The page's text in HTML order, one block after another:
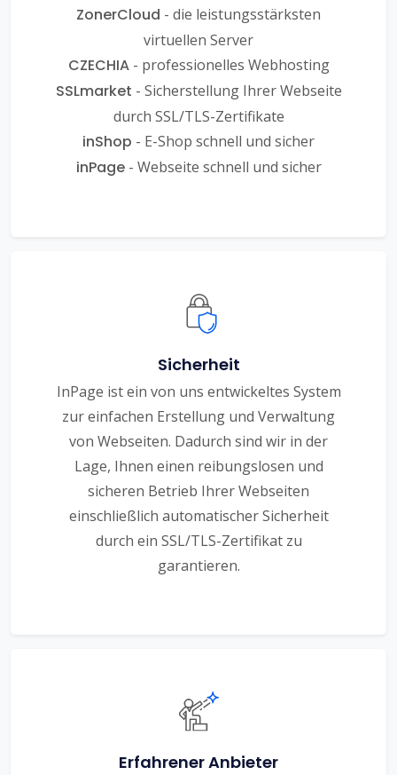
ZonerCloud - die leistungsstärksten
virtuellen Server
CZECHIA- professionelles Webhosting
SSLmarket - Sicherstellung Ihrer Webseite
durch SSL/TLS-Zertifikate
inShop - E-Shop schnell und sicher
inPage- Webseite schnell und sicher
Sicherheit
InPage ist ein von uns entwickeltes System
zur einfachen Erstellung und Verwaltung
von Webseiten. Dadurch sind wir in der
Lage, Ihnen einen reibungslosen und
sicheren Betrieb Ihrer Webseiten
einschließlich automatischer Sicherheit
durch ein SSL/TLS-Zertifikat zu
garantieren.
Erfahrener Anbieter